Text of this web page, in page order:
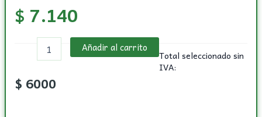
$ 7.140
para
untar
Añadir al carrito
Total seleccionado sin
IVA:
$ 6000